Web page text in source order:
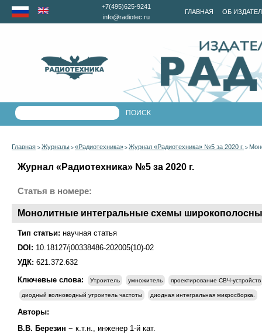
ГЛАВНАЯ ОБ
+7(495)625-9241
info@radiotec.ru
Главная > Журналы > «Радиотехника» > Журнал «Радиотехника» №5 за 2020 г. >
Журнал «Радиотехника» №5 за 2020 г.
Статья в номере:
Монолитные интегральные схемы
Тип статьи: научная статья
DOI: 10.18127/j00338486-202005(10)-02
УДК: 621.372.632
Ключевые слова:
Утроитель умножитель проектирование СВЧ-устройств
диодный волноводный утроитель частоты диодная интегральная микросборка.
Авторы:
В.В. Березин − к.т.н., инженер 1-й кат.